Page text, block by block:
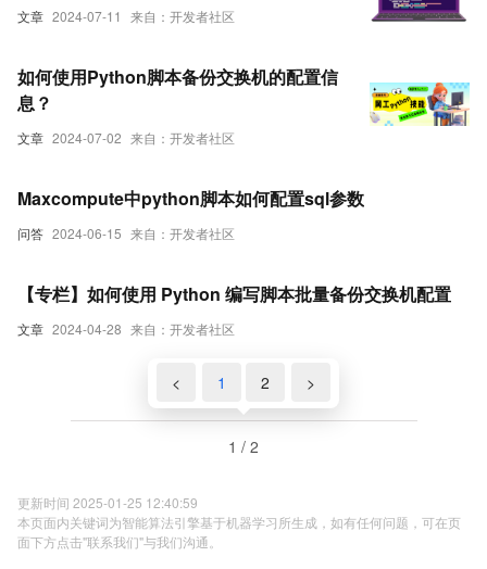
文章 2024-07-11 来自：开发者社区
文章 2024-07-02 来自：开发者社区
如何使用Python脚本备份交换机的配置信
息？
问答 2024-06-15 来自：开发者社区
Maxcompute中python脚本如何配置sql参数
文章 2024-04-28 来自：开发者社区
【专栏】如何使用 Python 编写脚本批量备份交换机配置
< 1 2 >
1 / 2
更新时间 2025-01-25 12:40:59
本页面内关键词为智能算法引擎基于机器学习所生成，如有任何问题，可在页
面下方点击"联系我们"与我们沟通。